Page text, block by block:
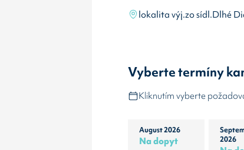
lokalita výj.zo sídl.Dlhé
Vyberte termíny
Kliknutím vyberte
August 2026
Na dopyt
2026